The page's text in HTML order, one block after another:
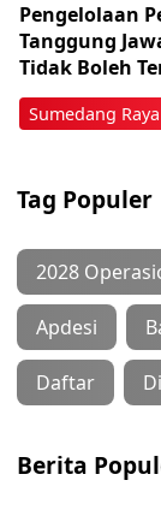
Sumedang Raya
Pengelolaan
Tanggung
Tidak Boleh
Tag Populer
2028
Apdesi
Daftar
Berita